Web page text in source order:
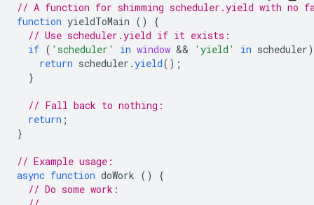
// A function for shimming scheduler.yield with no
function yieldToMain ()
{
// Use scheduler.yield if it exists:
if ( 'scheduler' in window && 'yield' in scheduler)
return scheduler .yield();
}
// Fall back to nothing:
return ;
}
// Example usage:
async function doWork ()
{
// Do some work: